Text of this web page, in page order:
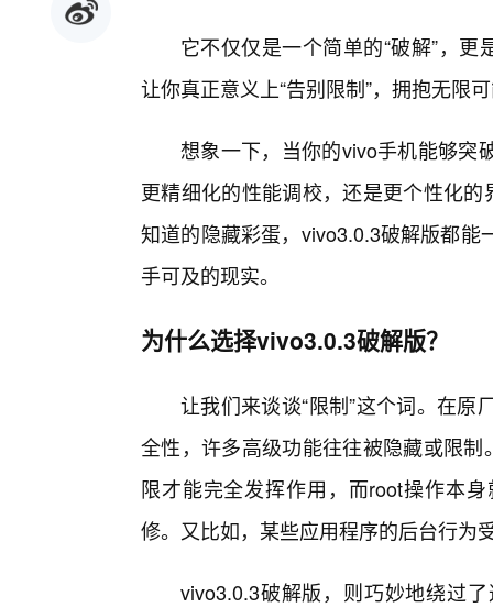
它不仅仅是一个简单的“破解”，
让你真正意义上“告别限制”，拥抱无限
想象一下，当你的vivo手机能够突
更精细化的性能调校，还是更个性化
知道的隐藏彩蛋，vivo3.0.3破解版都
手可及的现实。
为什么选择vivo3.0.3破解版？
让我们来谈谈“限制”这个词。在
全性，许多高级功能往往被隐藏或限
限才能完全发挥作用，而root操作本
修。又比如，某些应用程序的后台行为
vivo3.0.3破解版，则巧妙地绕过